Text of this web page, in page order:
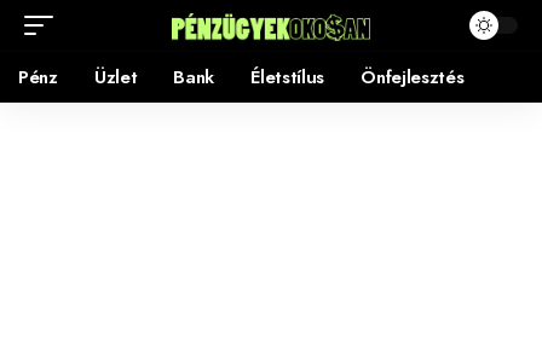
Pénz Üzlet Bank Életstílus Önfejlesztés